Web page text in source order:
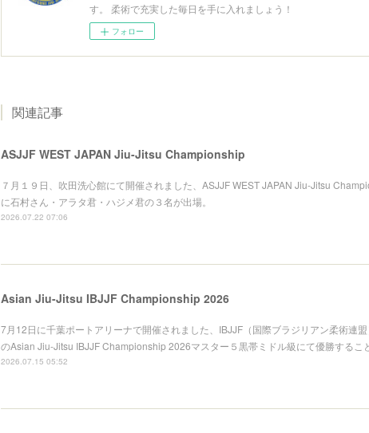
す。 柔術で充実した毎日を手に入れましょう！
フォロー
関連記事
ASJJF WEST JAPAN Jiu-Jitsu Championship
７月１９日、吹田洗心館にて開催されました、ASJJF WEST JAPAN Jiu-Jitsu
に石村さん・アラタ君・ハジメ君の３名が出場。
2026.07.22 07:06
Asian Jiu-Jitsu IBJJF Championship 2026
7月12日に千葉ポートアリーナで開催されました、IBJJF（国際ブラジリアン柔術連
のAsian Jiu-Jitsu IBJJF Championship 2026マスター５黒帯ミドル級にて優勝するこ
2026.07.15 05:52